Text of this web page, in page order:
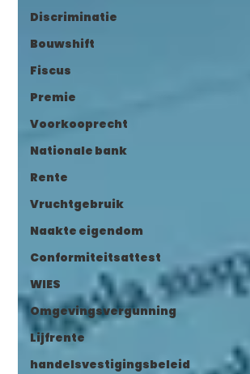
Discriminatie
Bouwshift
Fiscus
Premie
Voorkooprecht
Nationale bank
Rente
Vruchtgebruik
Naakte eigendom
Conformiteitsattest
WIES
Omgevingsvergunning
Lijfrente
handelsvestigingsbeleid